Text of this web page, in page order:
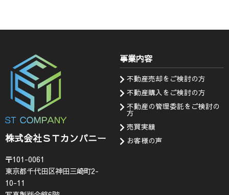
株式会社ＳＴカンパニー
〒101-0061
東京都千代田区神田三崎町2-
10-11
事業内容
不動産売却をご検討の方
不動産購入をご検討の方
不動産の管理委託をご検討の
方
売買実績
お客様の声